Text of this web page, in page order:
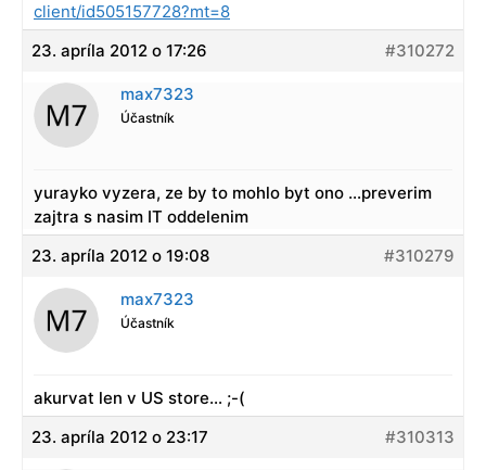
client/id505157728?mt=8
23. apríla 2012 o 17:26
#310272
max7323
Účastník
yurayko vyzera, ze by to mohlo byt ono …preverim
zajtra s nasim IT oddelenim
23. apríla 2012 o 19:08
#310279
max7323
Účastník
akurvat len v US store… ;-(
23. apríla 2012 o 23:17
#310313